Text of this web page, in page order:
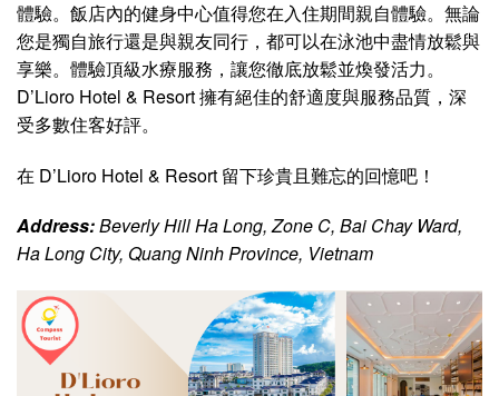
體驗。飯店內的健身中心值得您在入住期間親自體驗。無論
您是獨自旅行還是與親友同行，都可以在泳池中盡情放鬆與
享樂。體驗頂級水療服務，讓您徹底放鬆並煥發活力。
D’Lioro Hotel & Resort 擁有絕佳的舒適度與服務品質，深
受多數住客好評。
在 D’Lioro Hotel & Resort 留下珍貴且難忘的回憶吧！
Address:Beverly Hill Ha Long, Zone C, Bai Chay Ward,
Ha Long City, Quang Ninh Province, Vietnam